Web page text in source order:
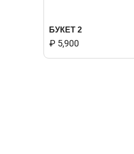
БУКЕТ 2
₽ 5,900